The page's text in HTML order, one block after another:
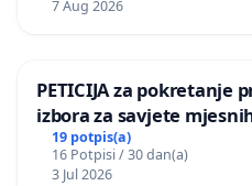
7 Aug 2026
PETICIJA za pokretanje
izbora za savjete
Bugojno
19 potpis(a)
16 Potpisi / 30 dan(a)
3 Jul 2026